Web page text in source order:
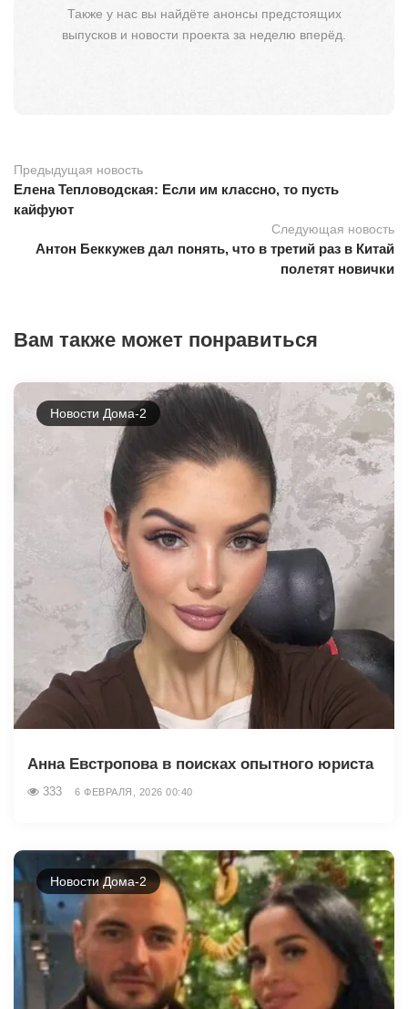
Также у нас вы найдёте анонсы предстоящих
выпусков и новости проекта за неделю вперёд.
Предыдущая новость
Елена Тепловодская: Если им классно, то пусть
кайфуют
Следующая новость
Антон Беккужев дал понять, что в третий раз в Китай
полетят новички
Вам также может понравиться
Новости Дома-2
Анна Евстропова в поисках опытного юриста
333 6 ФЕВРАЛЯ, 2026 00:40
Новости Дома-2